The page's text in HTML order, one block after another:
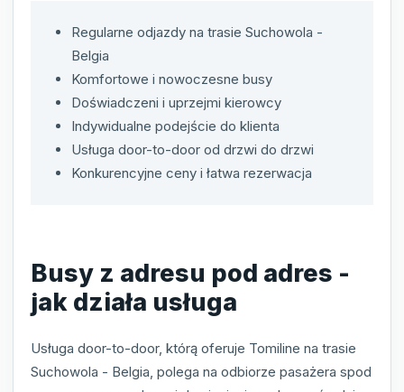
Regularne odjazdy na trasie Suchowola -
Belgia
Komfortowe i nowoczesne busy
Doświadczeni i uprzejmi kierowcy
Indywidualne podejście do klienta
Usługa door-to-door od drzwi do drzwi
Konkurencyjne ceny i łatwa rezerwacja
Busy z adresu pod adres -
jak działa usługa
Usługa door-to-door, którą oferuje Tomiline na trasie
Suchowola - Belgia, polega na odbiorze pasażera spod